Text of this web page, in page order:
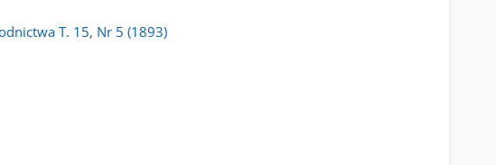
T. 15, Nr 5 (1893)